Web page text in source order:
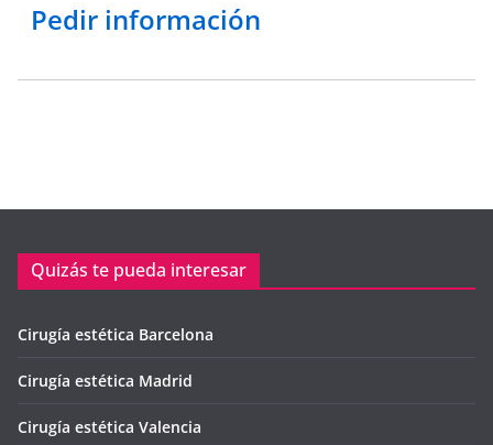
Pedir información
Quizás te pueda interesar
Cirugía estética Barcelona
Cirugía estética Madrid
Cirugía estética Valencia